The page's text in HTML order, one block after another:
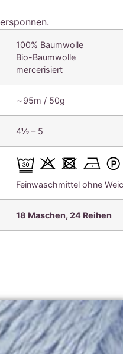
100% Baumwolle
Bio-Baumwolle
mercerisiert
∼95m / 50g
4½ – 5
Feinwaschmittel ohne
18 Maschen, 24 Reihen